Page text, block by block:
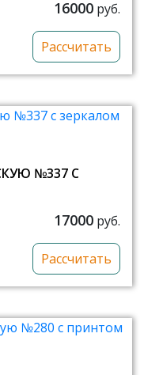
16000 руб.
Рассчитать
№337 С
17000 руб.
Рассчитать